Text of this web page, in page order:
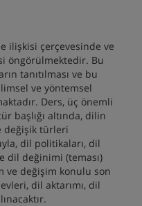
ilişkisi çerçevesinde ve
öngörülmektedir. Bu
tanıtılması ve bu
ve yöntemsel
Ders, üç önemli
başlığı altında, dilin
değişik türleri
dil politikaları, dil
dil değinimi (teması)
ve değişim konulu son
dil aktarımı, dil